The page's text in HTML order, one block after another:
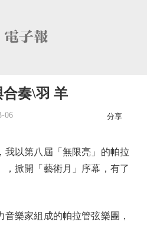
奏\羽 羊
06 分享
以第八屆「無限亮」的帕拉
，掀開「藝術月」序幕，有了
樂家組成的帕拉管弦樂團，